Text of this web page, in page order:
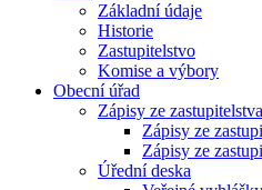
Základní údaje
Historie
Zastupitelstvo
Komise a výbory
Obecní úřad
Zápisy ze zastupitelstva
Zápisy ze
Zápisy ze
Úřední deska